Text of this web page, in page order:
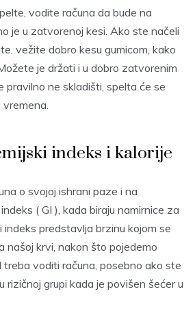
vodite računa da bude na
je u zatvorenoj kesi. Ako ste načeli
vežite dobro kesu gumicom, kako
je držati i u dobro zatvorenim
pravilno ne skladišti, spelta će se
indeks i kalorije
o svojoj ishrani paze i na
( GI ), kada biraju namirnice za
indeks predstavlja brzinu kojom se
našoj krvi, nakon što pojedemo
treba voditi računa, posebno ako ste
rizičnoj grupi kada je povišen šećer u